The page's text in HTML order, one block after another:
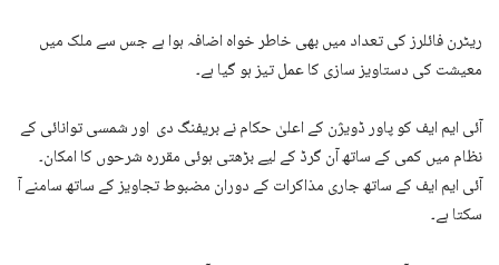
ریٹرن فائلرز کی تعداد میں بھی خاطر خواہ اضافہ ہوا ہے جس سے ملک میں
معیشت کی دستاویز سازی کا عمل تیز ہو گیا ہے۔
آئی ایم ایف کو پاور ڈویژن کے اعلیٰ حکام نے بریفنگ دی اور شمسی توانائی کے
نظام میں کمی کے ساتھ آن گرڈ کے لیے بڑھتی ہوئی مقررہ شرحوں کا امکان۔
آئی ایم ایف کے ساتھ جاری مذاکرات کے دوران مضبوط تجاویز کے ساتھ سامنے آ
سکتا ہے۔